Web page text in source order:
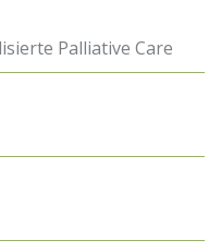
Palliative Care